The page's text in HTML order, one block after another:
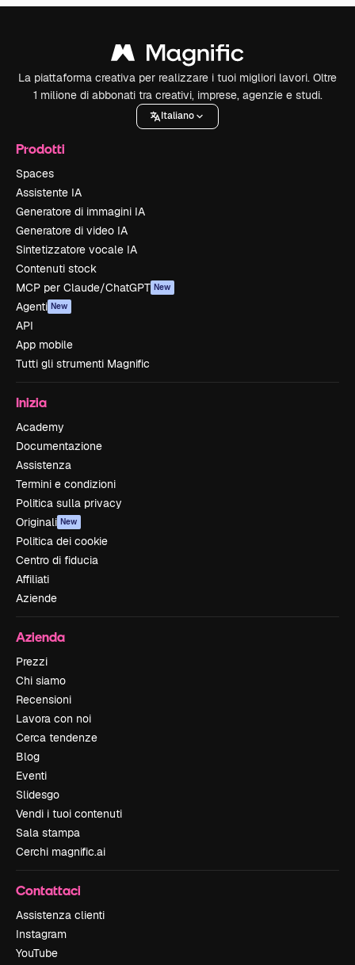
La piattaforma creativa per realizzare i tuoi migliori lavori. Oltre
1 milione di abbonati tra creativi, imprese, agenzie e studi.
Italiano
Prodotti
Spaces
Assistente IA
Generatore di immagini IA
Generatore di video IA
Sintetizzatore vocale IA
Contenuti stock
MCP per Claude/ChatGPT New
Agenti New
API
App mobile
Tutti gli strumenti Magnific
Inizia
Academy
Documentazione
Assistenza
Termini e condizioni
Politica sulla privacy
Originali New
Politica dei cookie
Centro di fiducia
Affiliati
Aziende
Azienda
Prezzi
Chi siamo
Recensioni
Lavora con noi
Cerca tendenze
Blog
Eventi
Slidesgo
Vendi i tuoi contenuti
Sala stampa
Cerchi magnific.ai
Contattaci
Assistenza clienti
Instagram
YouTube